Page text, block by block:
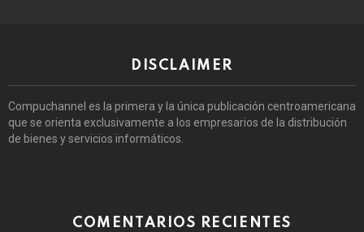
DISCLAIMER
Compuchannel es la primera y la única publicación centroamericana
que se orienta exclusivamente a los empresarios de la distribución
de bienes y servicios informáticos.
COMENTARIOS RECIENTES